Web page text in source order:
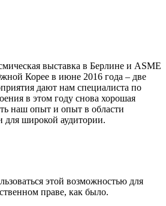
выставка в Берлине и ASME
Корее в июне 2016 года – две
дают нам специалиста по
в этом году снова хорошая
наш опыт и опыт в области
широкой аудитории.
этой возможностью для
праве, как было.